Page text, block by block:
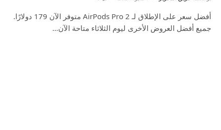
أفضل سعر على الإطلاق لـ AirPods Pro 2 متوفر الآن 179 دولارًا.
جميع أفضل العروض الأخرى ليوم الثلاثاء متاحة الآن…